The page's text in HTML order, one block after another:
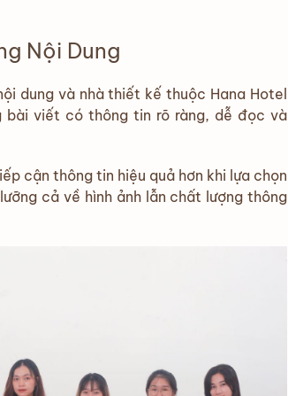
Nội Dung
dung và nhà thiết kế thuộc Hana Hotel
bài viết có thông tin rõ ràng, dễ đọc và
cận thông tin hiệu quả hơn khi lựa chọn
cả về hình ảnh lẫn chất lượng thông